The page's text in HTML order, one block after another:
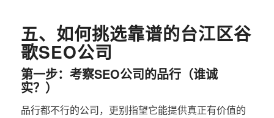
五、如何挑选靠谱的台江区谷
歌SEO公司
第一步：考察SEO公司的品行（谁诚
实？）
品行都不行的公司，更别指望它能提供真正有价值的